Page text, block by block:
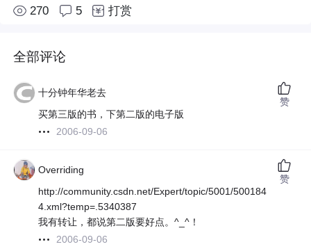
270 5 打赏
全部评论
十分钟年华老去
买第三版的书，下第二版的电子版
2006-09-06
赞
Overriding
http://community.csdn.net/Expert/topic/5001/500184
4.xml?temp=.5340387
我有转让，都说第二版要好点。^_^！
2006-09-06
赞